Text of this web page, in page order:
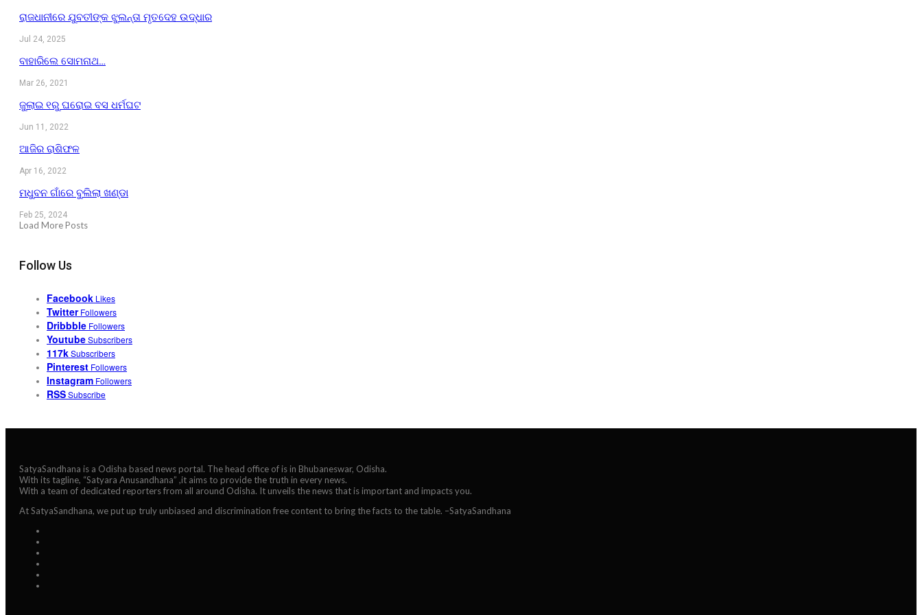
ରାଜଧାନୀରେ ଯୁବତୀଙ୍କ ଝୁଲନ୍ତା ମୃତଦେହ ଉଦ୍ଧାର
Jul 24, 2025
ବାହାରିଲେ ସୋମନାଥ…
Mar 26, 2021
ଜୁଲାଇ ୧ରୁ ଘରୋଇ ବସ ଧର୍ମଘଟ
Jun 11, 2022
ଆଜିର ରାଶିଫଳ
Apr 16, 2022
ମଧୁବନ ଗାଁରେ ବୁଲିଲା ଖଣ୍ଡା
Feb 25, 2024
Load More Posts
Follow Us
Facebook Likes
Twitter Followers
Dribbble Followers
YoutubeSubscribers
117kSubscribers
Pinterest Followers
Instagram Followers
RSSSubscribe
SatyaSandhana is a Odisha based news portal. The head office of is in Bhubaneswar, Odisha.
With its tagline, “Satyara Anusandhana” ,it aims to provide the truth in every news.
With a team of dedicated reporters from all around Odisha. It unveils the news that is important and impacts you.
At SatyaSandhana, we put up truly unbiased and discrimination free content to bring the facts to the table. –SatyaSandhana